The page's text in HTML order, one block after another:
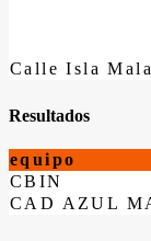
Calle Isla
Resultados
equipo
CBIN
CAD AZUL